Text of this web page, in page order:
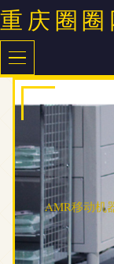
重庆圈
AMR移动机